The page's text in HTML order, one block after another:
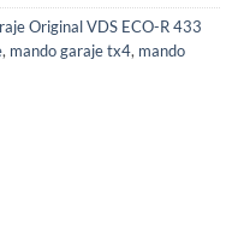
Original VDS ECO-R 433
, mando garaje tx4, mando